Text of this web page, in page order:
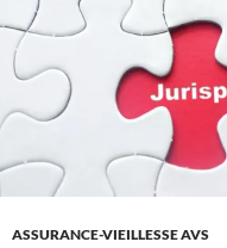
ASSURANCE-VIEILLESSE AVS